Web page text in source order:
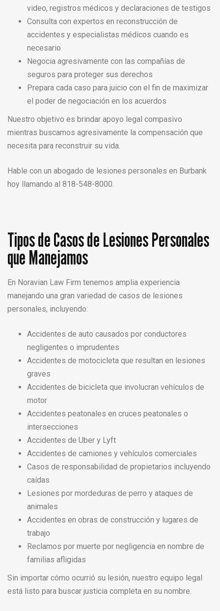
video, registros médicos y declaraciones de testigos
Consulta con expertos en reconstrucción de
accidentes y especialistas médicos cuando es
necesario
Negocia agresivamente con las compañías de
seguros para proteger sus derechos
Prepara cada caso para juicio con el fin de maximizar
el poder de negociación en los acuerdos
Nuestro objetivo es brindar apoyo legal compasivo
mientras buscamos agresivamente la compensación que
necesita para reconstruir su vida.
Hable con un abogado de lesiones personales en Burbank
hoy llamando al 818-548-8000.
Tipos de Casos de Lesiones Personales
que Manejamos
En Noravian Law Firm tenemos amplia experiencia
manejando una gran variedad de casos de lesiones
personales, incluyendo:
Accidentes de auto causados por conductores
negligentes o imprudentes
Accidentes de motocicleta que resultan en lesiones
graves
Accidentes de bicicleta que involucran vehículos de
motor
Accidentes peatonales en cruces peatonales o
intersecciones
Accidentes de Uber y Lyft
Accidentes de camiones y vehículos comerciales
Casos de responsabilidad de propietarios incluyendo
caídas
Lesiones por mordeduras de perro y ataques de
animales
Accidentes en obras de construcción y lugares de
trabajo
Reclamos por muerte por negligencia en nombre de
familias afligidas
Sin importar cómo ocurrió su lesión, nuestro equipo legal
está listo para buscar justicia completa en su nombre.